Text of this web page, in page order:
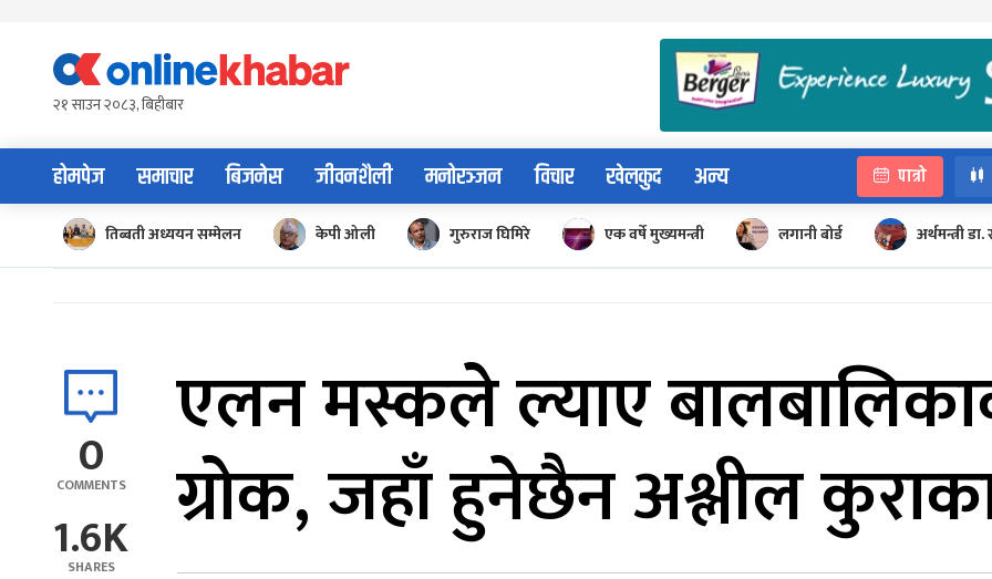
content२१ साउन २०८३, बिहीबार
होमपेज समाचार बिजनेस जीवनशैली मनोरञ्जन विचार खेलकुद अन्य पात्रो
तिब्बती अध्ययन सम्मेलन केपी ओली गुरुराज घिमिरे एक वर्षे मुख्यमन्त्री लगानी बोर्ड अर्थमन्त्री
0
COMMENTS
1.6K
SHARES
एलन मस्कले ल्याए
ग्रोक, जहाँ हुनेछैन अश्लील